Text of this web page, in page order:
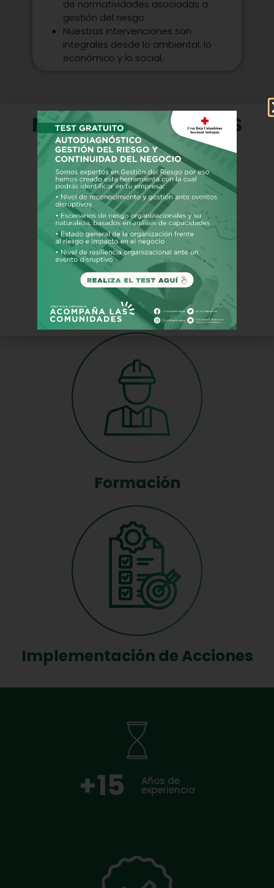
de normatividades asociadas a
gestión del riesgo
Nuestras intervenciones son
integrales desde lo ambiental, lo
económico y lo social.
NUESTROS SERVICIOS
Asesoría y Consultoría
Formación
Implementación de Acciones
+15 Años de
experiencia